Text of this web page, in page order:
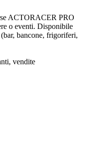
ACTORACER PRO
o eventi. Disponibile
bancone, frigoriferi,
vendite